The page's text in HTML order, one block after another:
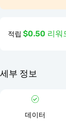
적립 $0.50 리워
세부 정보
데이터